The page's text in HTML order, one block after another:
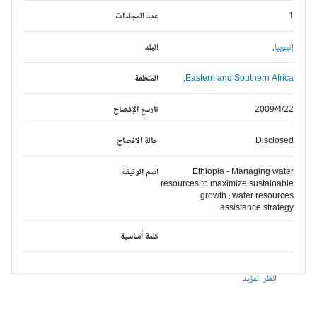
عدد المجلدات
البلد إثيوبيا,
المنطقة Eastern and Southern Africa,
تاريخ الإفصاح 2009/4/22
حالة الافصاح Disclosed
اسم الوثيقة
Ethiopia - Managing water
resources to maximize sustainable
growth : water resources
assistance strategy
كلمة أساسية
انظر المزيد